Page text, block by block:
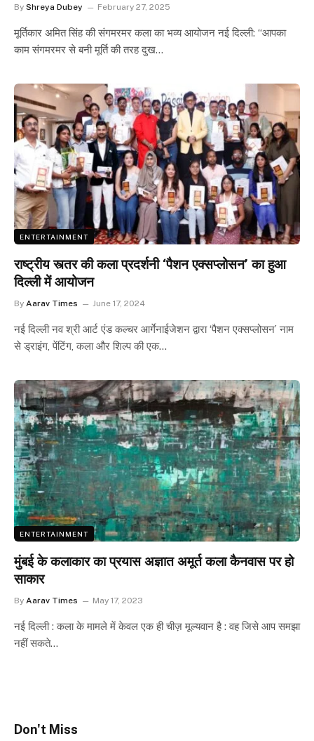
By Shreya Dubey February 27, 2025
मूर्तिकार अमित सिंह की संगमरमर कला का भव्य आयोजन नई दिल्ली: “आपका
काम संगमरमर से बनी मूर्ति की तरह दुख…
ENTERTAINMENT
राष्ट्रीय स्त्तर की कला प्रदर्शनी ‘पैशन एक्सप्लोसन’ का हुआ
दिल्ली में आयोजन
By Aarav Times June 17, 2024
नई दिल्ली नव श्री आर्ट एंड कल्चर आर्गेनाईजेशन द्वारा ‘पैशन एक्सप्लोसन’ नाम
से ड्राइंग, पेंटिंग, कला और शिल्प की एक…
ENTERTAINMENT
मुंबई के कलाकार का प्रयास अज्ञात अमूर्त कला कैनवास पर हो
साकार
By Aarav Times May 17, 2023
नई दिल्ली : कला के मामले में केवल एक ही चीज़ मूल्यवान है : वह जिसे आप समझा
नहीं सकते…
Don't Miss